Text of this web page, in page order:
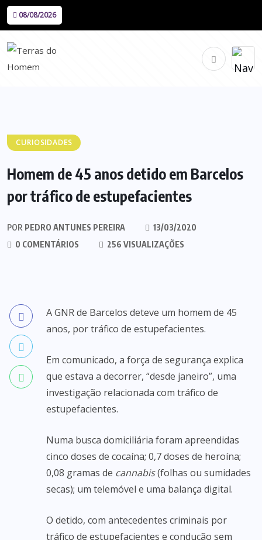
08/08/2026
CURIOSIDADES
Homem de 45 anos detido em Barcelos
por tráfico de estupefacientes
POR PEDRO ANTUNES PEREIRA
13/03/2020
0 COMENTÁRIOS
256 VISUALIZAÇÕES
A GNR de Barcelos deteve um homem de 45
anos, por tráfico de estupefacientes.
Em comunicado, a força de segurança explica
que estava a decorrer, “desde janeiro”, uma
investigação relacionada com tráfico de
estupefacientes.
Numa busca domiciliária foram apreendidas
cinco doses de cocaína; 0,7 doses de heroína;
0,08 gramas de cannabis(folhas ou sumidades
secas); um telemóvel e uma balança digital.
O detido, com antecedentes criminais por
tráfico de estupefacientes e condução sem